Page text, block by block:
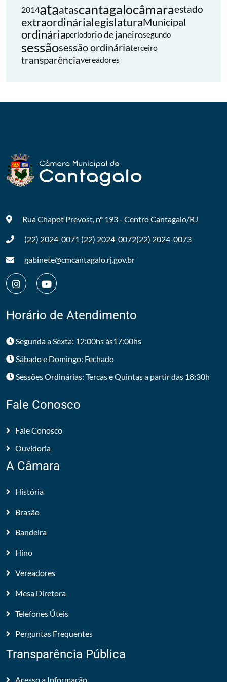
2014ataatascantagalocâmaraestado
extraordinárialegislaturaMunicipal
ordináriaperíodorio de janeirosegundo
sessãosessão ordináriaterceiro
transparênciavereadores
Rua Chapot Prevost, nº 193 - CentroCantagalo/RJ
(22) 2024-0071 (22) 2024-0072(22) 2024-0073
gabinete@cmcantagalo.rj.gov.br
Horário de Atendimento
Segunda a Sexta: 12:00hs às17:00hs
Sábado e Domingo: Fechado
Sessões Ordinárias: Tercas e Quintas a partir das 18:30h
Fale Conosco
Fale Conosco
Ouvidoria
A Câmara
História
Brasão
Bandeira
Hino
Vereadores
Mesa Diretora
Telefones Úteis
Perguntas Frequentes
Transparência Pública
Acesso a Informação